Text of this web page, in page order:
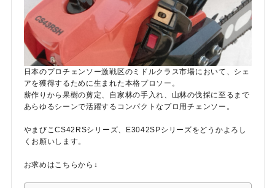
日本のプロチェンソー激戦区のミドルクラス市場において、シェ
アを獲得するために生まれた本格プロソー。
薪作りから果樹の剪定、自家林の手入れ、山林の伐採に至るまで
あらゆるシーンで活躍するコンパクトなプロ用チェンソー。
やまびこCS42RSシリーズ、E3042SPシリーズをどうかよろし
くお願いします。
お求めはこちらから↓